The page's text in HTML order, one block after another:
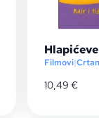
Filmovi|
10,49 €